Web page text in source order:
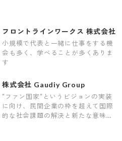
フロントラインワークス 株式会社
小規模で代表と一緒に仕事をする機
会も多く、学べることが多くありま
す
株式会社 Gaudiy Group
“ファン国家“というビジョンの実装
に向け、民間企業の枠を超えて国際
的な社会課題の解決と新たな意味と